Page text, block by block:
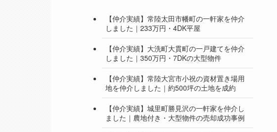
【仲介実績】常陸太田市幡町の一軒家を仲介
しました｜233万円・4DK平屋
【仲介実績】大洗町大貫町の一戸建てを仲介
しました｜350万円・7DKの大型物件
【仲介実績】常陸大宮市小祝の資材置き場用
地を仲介しました｜約500坪の土地を成約
【仲介実績】城里町勝見沢の一軒家を仲介し
ました｜農地付き・大型物件の売却成功事例